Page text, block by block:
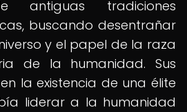
antiguas tradiciones
buscando desentrañar
y el papel de la raza
de la humanidad. Sus
la existencia de una élite
liderar a la humanidad